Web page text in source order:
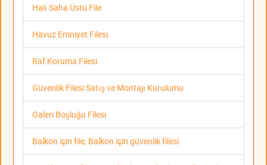
Halı Saha Üstü File
Havuz Emniyet Filesi
Raf Koruma Filesi
Güvenlik Filesi Satış ve Montajı Kurulumu
Galeri Boşluğu Filesi
Balkon için file, Balkon için güvenlik filesi